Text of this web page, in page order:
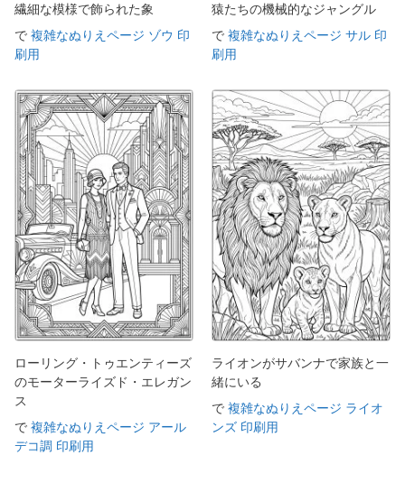
繊細な模様で飾られた象
で 複雑なぬりえページ ゾウ 印
刷用
猿たちの機械的なジャングル
で 複雑なぬりえページ サル 印
刷用
ローリング・トゥエンティーズ
のモーターライズド・エレガン
ス
で 複雑なぬりえページ アール
デコ調 印刷用
ライオンがサバンナで家族と一
緒にいる
で 複雑なぬりえページ ライオ
ンズ 印刷用